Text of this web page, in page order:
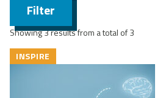
Filter
Showing 3 results from a total of 3
INSPIRE